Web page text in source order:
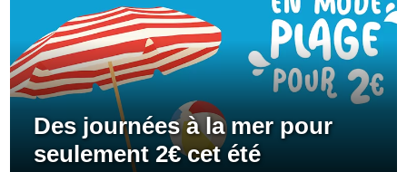
Des journées à la mer pour
seulement 2€ cet été